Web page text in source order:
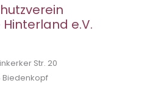
e.V.
Str. 20
Biedenkopf